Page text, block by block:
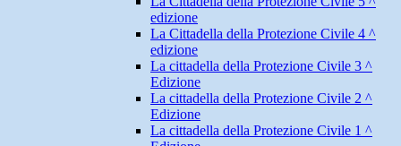
edizione
La Cittadella della Protezione Civile 4 ^
edizione
La cittadella della Protezione Civile 3 ^
Edizione
La cittadella della Protezione Civile 2 ^
Edizione
La cittadella della Protezione Civile 1 ^